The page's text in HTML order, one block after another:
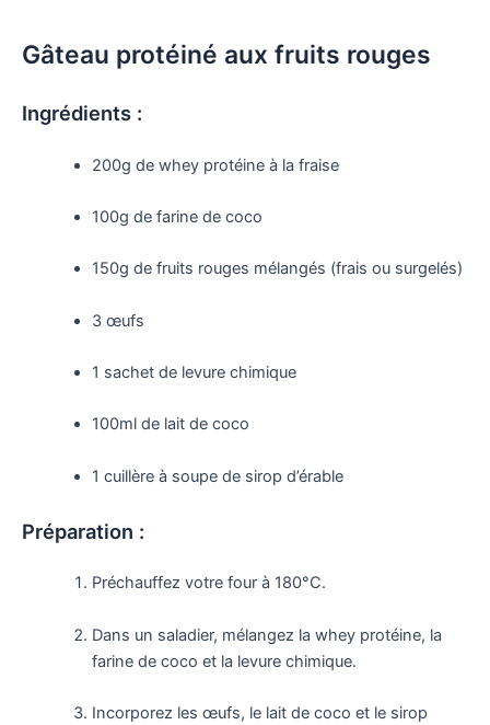
Gâteau protéiné aux fruits rouges
Ingrédients :
200g de whey protéine à la fraise
100g de farine de coco
150g de fruits rouges mélangés (frais ou surgelés)
3 œufs
1 sachet de levure chimique
100ml de lait de coco
1 cuillère à soupe de sirop d’érable
Préparation :
Préchauffez votre four à 180°C.
Dans un saladier, mélangez la whey protéine, la
farine de coco et la levure chimique.
Incorporez les œufs, le lait de coco et le sirop